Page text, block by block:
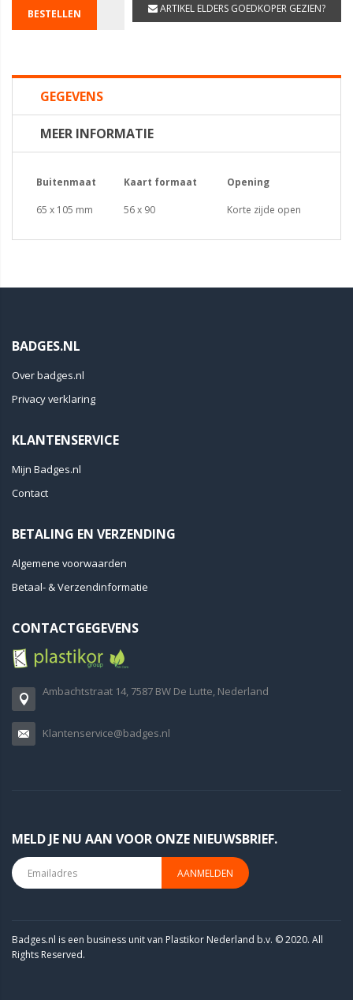
BESTELLEN ARTIKEL ELDERS GOEDKOPER GEZIEN?
GEGEVENS
MEER INFORMATIE
Buitenmaat Kaart formaat Opening
65 x 105 mm 56 x 90 Korte zijde open
BADGES.NL
Over badges.nl
Privacy verklaring
KLANTENSERVICE
Mijn Badges.nl
Contact
BETALING EN VERZENDING
Algemene voorwaarden
Betaal- & Verzendinformatie
CONTACTGEGEVENS
Ambachtstraat 14, 7587 BW De Lutte, Nederland
Klantenservice@badges.nl
MELD JE NU AAN VOOR ONZE NIEUWSBRIEF.
AANMELDEN
Badges.nl is een business unit van Plastikor Nederland b.v. © 2020. All
Rights Reserved.